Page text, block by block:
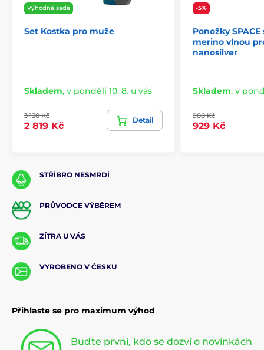
Výhodná sada
Set Kostka pro muže
Skladem, v pondělí 10. 8. u vás
3 138 Kč
2 819 Kč
Detail
-5%
Ponožky
merino vlnou
nanosilver
Skladem, v
980 Kč
929 Kč
STŘÍBRO NESMRDÍ
PRŮVODCE VÝBĚREM
ZÍTRA U VÁS
VYROBENO V ČESKU
Přihlaste se pro maximum výhod
Buďte první, kdo se dozví o novinkách